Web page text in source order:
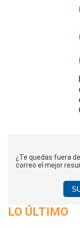
¿Te quedas fuera
correo el mejor
LO ÚLTIMO